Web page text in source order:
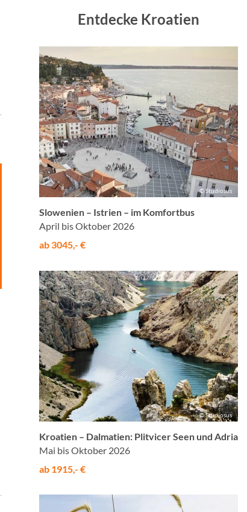
Entdecke Kroatien
© Studiosus
Slowenien – Istrien – im Komfortbus
April bis Oktober 2026
ab 3045,- €
© Studiosus
Kroatien – Dalmatien: Plitvicer Seen und Adria
Mai bis Oktober 2026
ab 1915,- €